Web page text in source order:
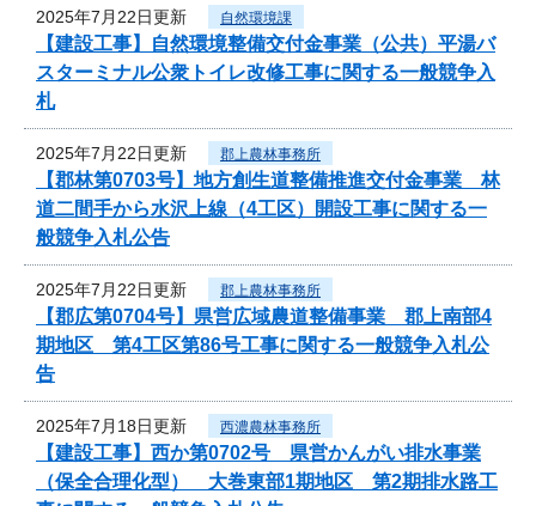
2025年7月22日更新 自然環境課
【建設工事】自然環境整備交付金事業（公共）平湯バ
スターミナル公衆トイレ改修工事に関する一般競争入
札
2025年7月22日更新 郡上農林事務所
【郡林第0703号】地方創生道整備推進交付金事業 林
道二間手から水沢上線（4工区）開設工事に関する一
般競争入札公告
2025年7月22日更新 郡上農林事務所
【郡広第0704号】県営広域農道整備事業 郡上南部4
期地区 第4工区第86号工事に関する一般競争入札公
告
2025年7月18日更新 西濃農林事務所
【建設工事】西か第0702号 県営かんがい排水事業
（保全合理化型） 大巻東部1期地区 第2期排水路工